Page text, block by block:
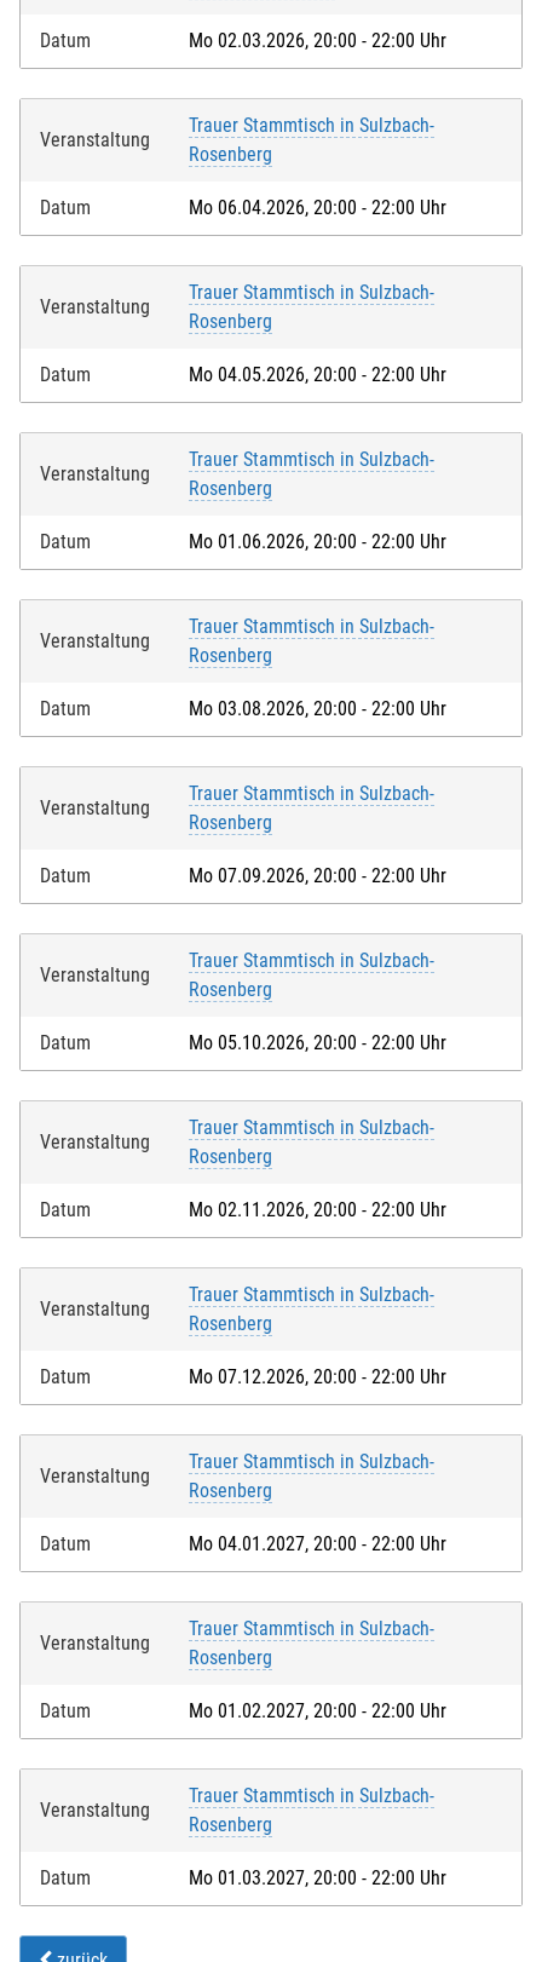
Datum Mo 02.03.2026, 20:00 - 22:00 Uhr
Veranstaltung
Trauer Stammtisch in Sulzbach-
Rosenberg
Datum Mo 06.04.2026, 20:00 - 22:00 Uhr
Veranstaltung
Trauer Stammtisch in Sulzbach-
Rosenberg
Datum Mo 04.05.2026, 20:00 - 22:00 Uhr
Veranstaltung
Trauer Stammtisch in Sulzbach-
Rosenberg
Datum Mo 01.06.2026, 20:00 - 22:00 Uhr
Veranstaltung
Trauer Stammtisch in Sulzbach-
Rosenberg
Datum Mo 03.08.2026, 20:00 - 22:00 Uhr
Veranstaltung
Trauer Stammtisch in Sulzbach-
Rosenberg
Datum Mo 07.09.2026, 20:00 - 22:00 Uhr
Veranstaltung
Trauer Stammtisch in Sulzbach-
Rosenberg
Datum Mo 05.10.2026, 20:00 - 22:00 Uhr
Veranstaltung
Trauer Stammtisch in Sulzbach-
Rosenberg
Datum Mo 02.11.2026, 20:00 - 22:00 Uhr
Veranstaltung
Trauer Stammtisch in Sulzbach-
Rosenberg
Datum Mo 07.12.2026, 20:00 - 22:00 Uhr
Veranstaltung
Trauer Stammtisch in Sulzbach-
Rosenberg
Datum Mo 04.01.2027, 20:00 - 22:00 Uhr
Veranstaltung
Trauer Stammtisch in Sulzbach-
Rosenberg
Datum Mo 01.02.2027, 20:00 - 22:00 Uhr
Veranstaltung
Trauer Stammtisch in Sulzbach-
Rosenberg
Datum Mo 01.03.2027, 20:00 - 22:00 Uhr